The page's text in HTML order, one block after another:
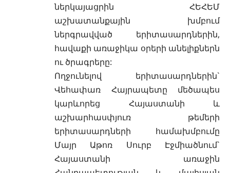
ներկայացրին ՀԵՀԵՄ
աշխատանքային խմբում
ներգրավված երիտասարդներին,
հավաքի առաջիկա օրերի անելիքներն
ու ծրագրերը:
Ողջունելով երիտասարդներին`
Վեհափառ Հայրապետը մեծապես
կարևորեց Հայաստանի և
աշխարհասփյուռ թեմերի
երիտասարդների համախմբումը
Մայր Աթոռ Սուրբ Էջմիածնում`
Հայաստանի առաջին